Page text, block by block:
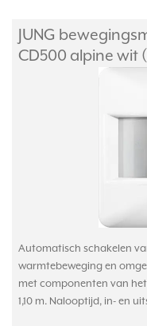
JUNG
CD500 alpine wit
Automatisch schakelen
warmtebeweging en
met componenten van
1,10 m. Nalooptijd, in- en